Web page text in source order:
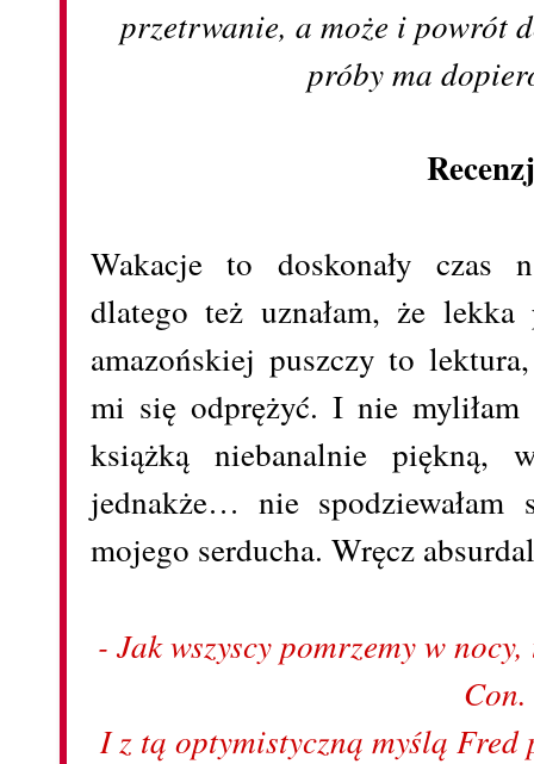
przetrwanie, a może i powrót
próby ma
Wakacje to doskonały czas
dlatego też uznałam, że
amazońskiej puszczy to
mi się odprężyć. I nie
książką niebanalnie piękną,
jednakże… nie
mojego serducha. Wręcz
- Jak wszyscy pomrzemy w
I z tą optymistyczną myślą Fred